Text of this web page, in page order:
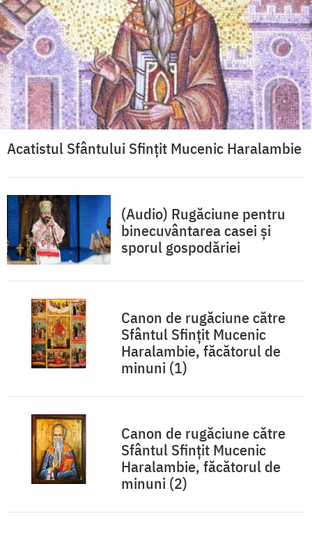
Acatistul Sfântului Sfințit Mucenic Haralambie
(Audio) Rugăciune pentru
binecuvântarea casei și
sporul gospodăriei
Canon de rugăciune către
Sfântul Sfinţit Mucenic
Haralambie, făcătorul de
minuni (1)
Canon de rugăciune către
Sfântul Sfinţit Mucenic
Haralambie, făcătorul de
minuni (2)